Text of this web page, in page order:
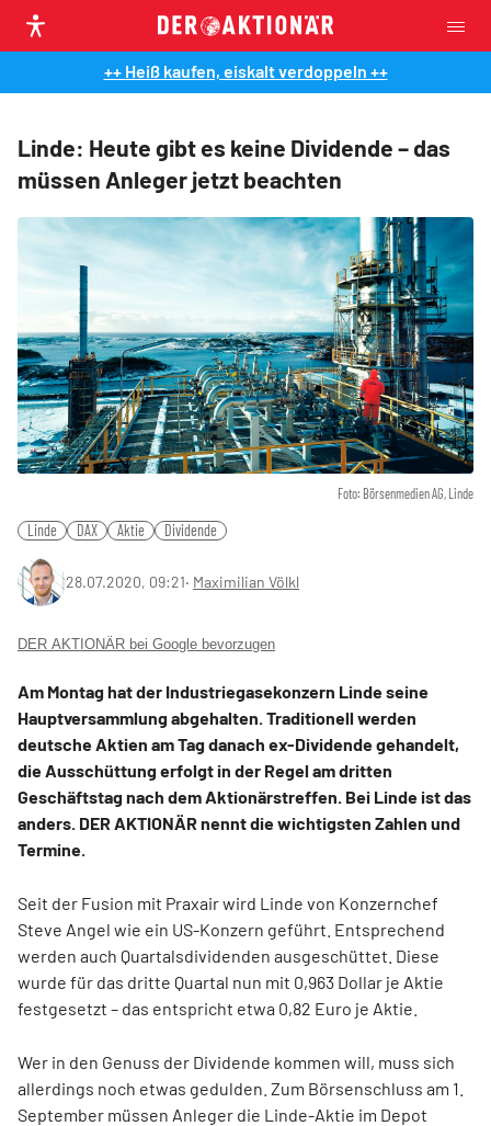
++ Heiß kaufen, eiskalt verdoppeln ++
Linde: Heute gibt es keine Dividende – das
müssen Anleger jetzt beachten
Foto: Börsenmedien AG, Linde
Linde DAX Aktie Dividende
28.07.2020, 09:21‧ Maximilian Völkl
DER AKTIONÄR bei Google bevorzugen
Am Montag hat der Industriegasekonzern Linde seine
Hauptversammlung abgehalten. Traditionell werden
deutsche Aktien am Tag danach ex-Dividende gehandelt,
die Ausschüttung erfolgt in der Regel am dritten
Geschäftstag nach dem Aktionärstreffen. Bei Linde ist das
anders. DER AKTIONÄR nennt die wichtigsten Zahlen und
Termine.
Seit der Fusion mit Praxair wird Linde von Konzernchef
Steve Angel wie ein US-Konzern geführt. Entsprechend
werden auch Quartalsdividenden ausgeschüttet. Diese
wurde für das dritte Quartal nun mit 0,963 Dollar je Aktie
festgesetzt – das entspricht etwa 0,82 Euro je Aktie.
Wer in den Genuss der Dividende kommen will, muss sich
allerdings noch etwas gedulden. Zum Börsenschluss am 1.
September müssen Anleger die Linde-Aktie im Depot